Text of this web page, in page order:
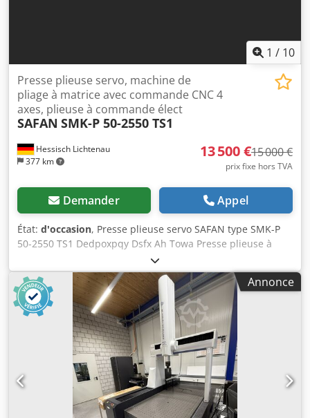
1 / 10
Hessisch Lichtenau
377 km
Presse plieuse servo, machine de
pliage à matrice avec commande CNC 4
axes, plieuse à commande élect
SAFAN SMK-P 50-2550 TS1
13 500 €15 000 €
prix fixe hors TVA
Demander Appel
État: d'occasion, Presse plieuse servo SAFAN type SMK-P
50-2550 TS1 Dedpoxpqy Dsfx Ah Towa Presse plieuse à
matrice avec commande CNC 4 axes N° de série : MK 285
Année de fabrication : 1998 Commande CNC SAFAN,
version logicielle 5.07 TS1 Force de pressage : 500 kN (50 t)
Longueur de travail : 2 550 mm Course : 215 mm Passage
entre montants : 2 700 mm Hauteur d'installation de l’outil
: max. 414 mm Largeur de la table : 55 mm Hauteur de la
table au-dessus du sol : 950 mm Vitesse d’approche : env.
75 mm/s Vitesse de retour : env. 75 mm/s Vitesse de travail
: env. 1,6 à 15 mm/s Puissance moteur : 9 kW Alimentation
: 400 V, 50 Hz, 9 kW - Commande CNC 4 axes SAFAN,
version 5.07 TS1, axes Y1 et Y2 pour le coulisseau - 2 axes
Annonce